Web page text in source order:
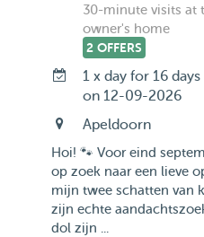
30-minute visits at
owner's home
2 OFFERS
1 x day for 16
on 12-09-2026
Apeldoorn
Hoi! 🐾 Voor eind
op zoek naar een lieve
mijn twee schatten van
zijn echte
dol zijn ...